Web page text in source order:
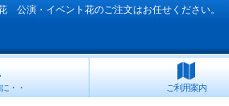
演・イベント花のご注文はお任せください。
・・ ご利用案内